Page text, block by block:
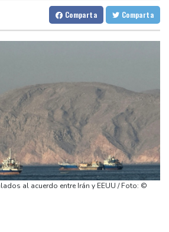
Bilbao
26 °C
30 °C
Rio de Janeiro
33 °C
°C
34 °C
29 °C
30 °C
°C Panama
27 °C
Oaxaca
de EEUU declara en desacato al ex
anticovid Anthony Fauci
un adelanto del videojuego GTA VI
notificaciones por radicalización en Reino
de atacar con un objeto punzante a
durante la última ola de
enclave español de Ceuta
Comparta Comparta
al acuerdo entre Irán y EEUU / Foto: ©